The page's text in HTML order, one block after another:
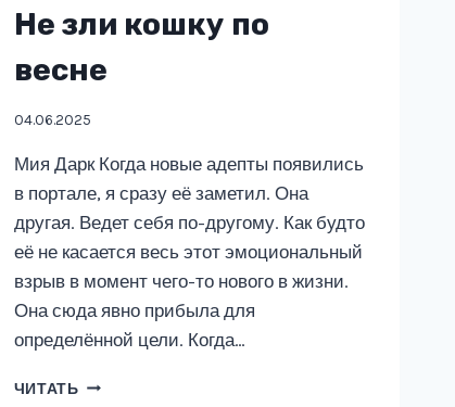
Не зли кошку по
весне
04.06.2025
Мия Дарк Когда новые адепты появились
в портале, я сразу её заметил. Она
другая. Ведет себя по-другому. Как будто
её не касается весь этот эмоциональный
взрыв в момент чего-то нового в жизни.
Она сюда явно прибыла для
определённой цели. Когда…
ЧИТАТЬ НЕ